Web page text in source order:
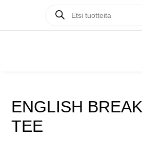
Products
search
Products
search
ENGLISH
TEE